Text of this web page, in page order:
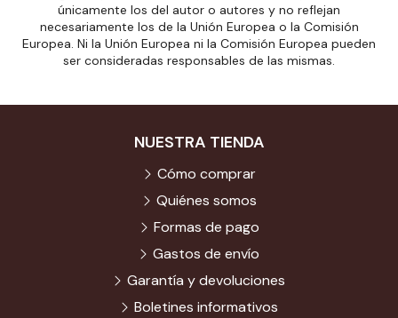
únicamente los del autor o autores y no reflejan
necesariamente los de la Unión Europea o la Comisión
Europea. Ni la Unión Europea ni la Comisión Europea pueden
ser consideradas responsables de las mismas.
NUESTRA TIENDA
Cómo comprar
Quiénes somos
Formas de pago
Gastos de envío
Garantía y devoluciones
Boletines informativos